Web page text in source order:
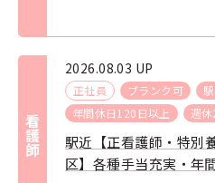
看護師
2026.08.03 UP
正社員 ブランク可
年間休日120日以上
週休
駅近【正看護師・特別
区】各種手当充実・年